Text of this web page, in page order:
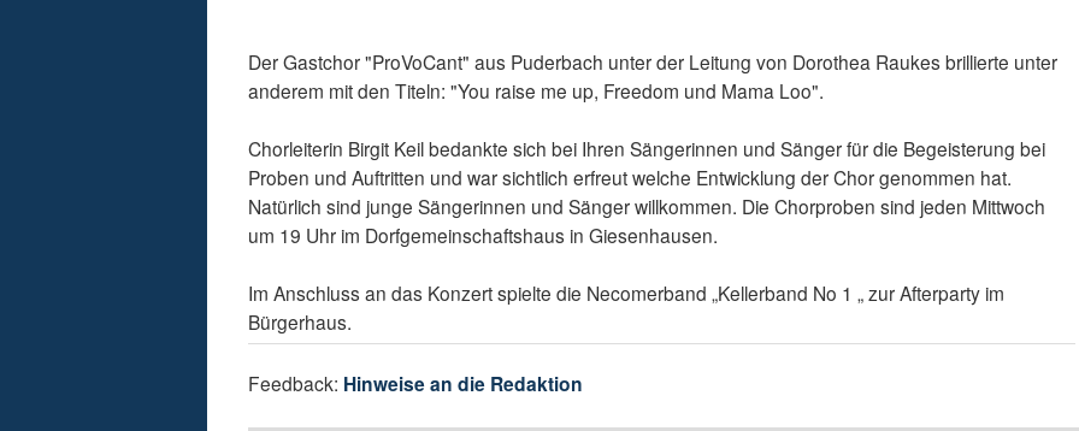
Der Gastchor "ProVoCant" aus Puderbach unter der Leitung von Dorothea Raukes brillierte unter
anderem mit den Titeln: "You raise me up, Freedom und Mama Loo".
Chorleiterin Birgit Keil bedankte sich bei Ihren Sängerinnen und Sänger für die Begeisterung bei
Proben und Auftritten und war sichtlich erfreut welche Entwicklung der Chor genommen hat.
Natürlich sind junge Sängerinnen und Sänger willkommen. Die Chorproben sind jeden Mittwoch
um 19 Uhr im Dorfgemeinschaftshaus in Giesenhausen.
Im Anschluss an das Konzert spielte die Necomerband „Kellerband No 1 „ zur Afterparty im
Bürgerhaus.
Feedback: Hinweise an die Redaktion